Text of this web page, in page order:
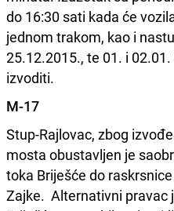
do 16:30 sati kada će
jednom trakom, kao i
25.12.2015., te 01. i
izvoditi.
M-17
Stup-Rajlovac, zbog
mosta obustavljen je
toka Briješće do
Zajke. Alternativni pravac